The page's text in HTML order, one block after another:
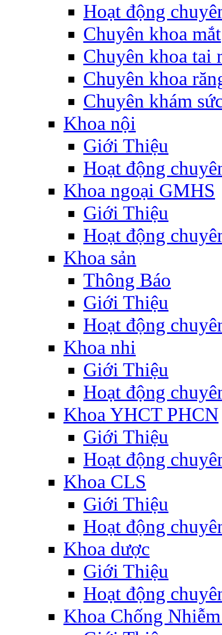
Hoạt động
Chuyên khoa mắt
Chuyên khoa tai
Chuyên khoa
Chuyên khám
Khoa nội
Giới Thiệu
Hoạt động
Khoa ngoại GMHS
Giới Thiệu
Hoạt động
Khoa sản
Thông Báo
Giới Thiệu
Hoạt động
Khoa nhi
Giới Thiệu
Hoạt động
Khoa YHCT PHCN
Giới Thiệu
Hoạt động
Khoa CLS
Giới Thiệu
Hoạt động
Khoa dược
Giới Thiệu
Hoạt động
Khoa Chống